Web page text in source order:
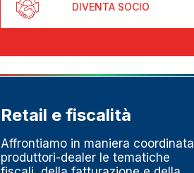
DIVENTA SOCIO
Retail e fiscalità
Affrontiamo in maniera coordinata
produttori-dealer le tematiche